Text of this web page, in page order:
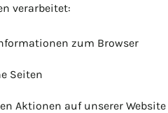
verarbeitet:
zum Browser
Seiten
Aktionen auf unserer Website